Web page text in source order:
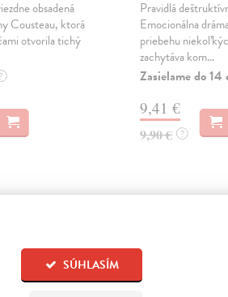
SÚHLASÍM
obsadená
Cousteau, ktorá
otvorila tichý
Pravidlá
Emocionálna
priebehu
zachytáva kom...
Zasielame do 14
9,41 €
9,90 € ?
aj: